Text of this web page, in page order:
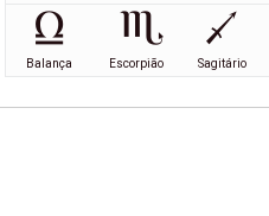
Balança Escorpião Sagitário